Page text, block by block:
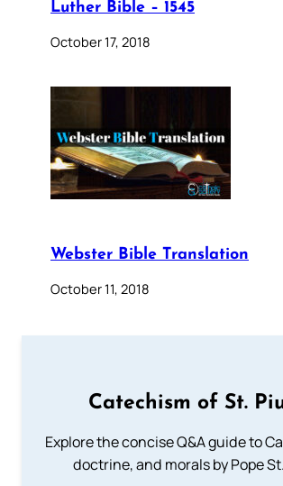
Luther Bible – 1545
October 17, 2018
Webster Bible Translation
October 11, 2018
Catechism of St.
Explore the concise Q&A guide to
doctrine, and morals by Pope